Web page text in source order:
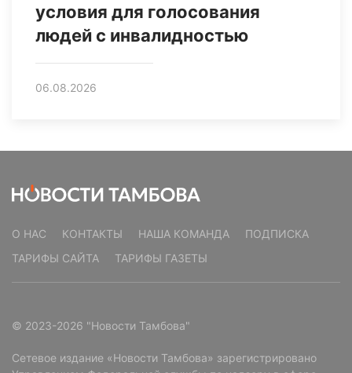
условия для голосования
людей с инвалидностью
06.08.2026
О НАС КОНТАКТЫ НАША КОМАНДА
ПОДПИСКА
ТАРИФЫ САЙТА
ТАРИФЫ ГАЗЕТЫ
© 2023-2026 "Новости Тамбова"
Сетевое издание «Новости Тамбова» зарегистрировано